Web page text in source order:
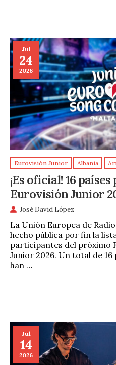
Jul
24
2026
Eurovisión Junior Albania
¡Es oficial! 16
Eurovisión Junior
José David López
La Unión Europea de
hecho pública por fin la
participantes del próximo
Junior 2026. Un total de 16
han …
Jul
14
2026